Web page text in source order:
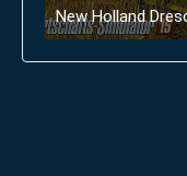
New Holland
19.